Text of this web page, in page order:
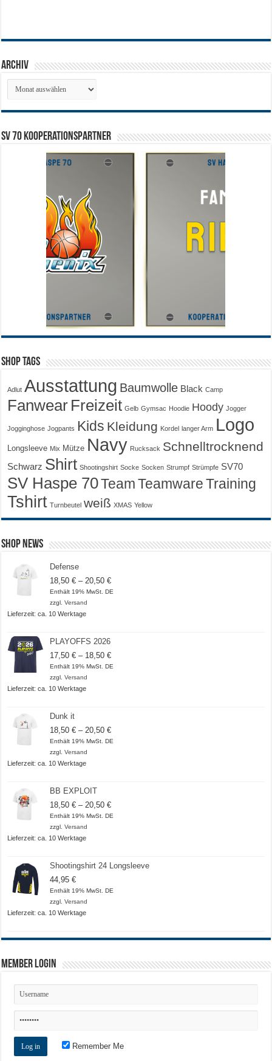
Archiv
Archiv
SV 70 Kooperationspartner
Shop Tags
Adlut Ausstattung Baumwolle Black Camp
Fanwear Freizeit Gelb Gymsac Hoodie Hoody Jogger
Jogginghose Jogpants Kids Kleidung Kordel langer Arm Logo
Longsleeve Mix Mütze Navy Rucksack Schnelltrocknend
Schwarz Shirt Shootingshirt Socke Socken Strumpf Strümpfe SV70
SV Haspe 70Team Teamware Training
Tshirt Turnbeutel weiß XMAS Yellow
Shop News
Defense
18,50€ – 20,50€Preisspanne:
18,50 €
Enthält 19% MwSt. DE
zzgl.Versand
Lieferzeit: ca. 10 Werktage
PLAYOFFS 2026
17,50€ – 18,50€Preisspanne:
17,50 €
Enthält 19% MwSt. DE
zzgl.Versand
Lieferzeit: ca. 10 Werktage
Dunk it
18,50€ – 20,50€Preisspanne:
18,50 €
Enthält 19% MwSt. DE
zzgl.Versand
Lieferzeit: ca. 10 Werktage
BB EXPLOIT
18,50€ – 20,50€Preisspanne:
18,50 €
Enthält 19% MwSt. DE
zzgl.Versand
Lieferzeit: ca. 10 Werktage
Shootingshirt 24 Longsleeve
44,95€
Enthält 19% MwSt. DE
zzgl.Versand
Lieferzeit: ca. 10 Werktage
Member Login
Remember Me